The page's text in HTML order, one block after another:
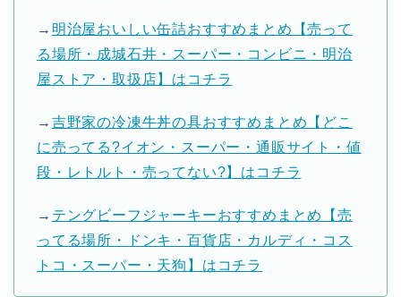
→ 明治屋おいしい缶詰おすすめまとめ【売って
る場所・成城石井・スーパー・コンビニ・明治
屋ストア・取扱店】はコチラ
→ 吉野家の冷凍牛丼の具おすすめまとめ【どこ
に売ってる?イオン・スーパー・通販サイト・値
段・レトルト・売ってない?】はコチラ
→ テングビーフジャーキーおすすめまとめ【売
ってる場所・ドンキ・百貨店・カルディ・コス
トコ・スーパー・天狗】はコチラ